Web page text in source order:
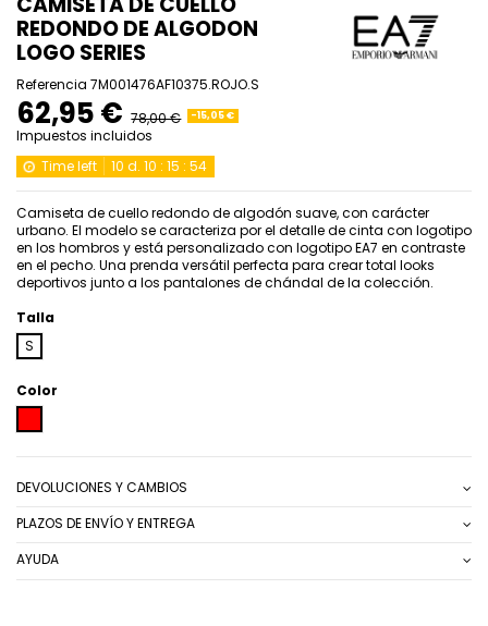
REDONDO DE ALGODON
LOGO SERIES
Referencia 7M001476AF10375.ROJO.S
62,95 € 78,00 € -15,05 €
Impuestos incluidos
Time left
10 d. 10 :15 :54
Camiseta de cuello redondo de algodón suave, con carácter
urbano. El modelo se caracteriza por el detalle de cinta con logotipo
en los hombros y está personalizado con logotipo EA7 en contraste
en el pecho. Una prenda versátil perfecta para crear total looks
deportivos junto a los pantalones de chándal de la colección.
Talla
S
Color
DEVOLUCIONES Y CAMBIOS
PLAZOS DE ENVÍO Y ENTREGA
AYUDA